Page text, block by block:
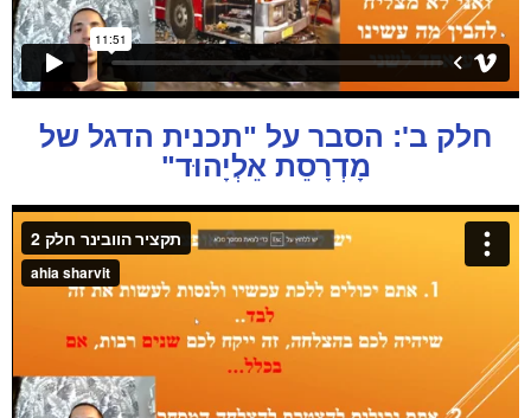
חלק ב': הסבר על "תכנית הדגל של
מָדְרָסֵת אֵלְיָהוּד"